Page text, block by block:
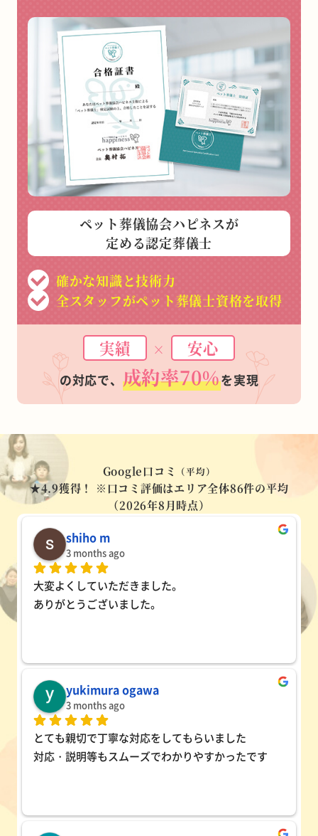
ペット葬儀協会ハピネスが
定める認定葬儀士
確かな知識と技術力
全スタッフがペット葬儀士資格を取得
実績 × 安心
の対応で、 成約率70%を実現
Google口コミ （平均）
★4.9獲得！
※口コミ評価はエリア全体86件の平均
（2026年8月時点）
shiho m
3 months ago
大変よくしていただきました。
ありがとうございました。
yukimura ogawa
3 months ago
とても親切で丁寧な対応をしてもらいました
対応・説明等もスムーズでわかりやすかったです